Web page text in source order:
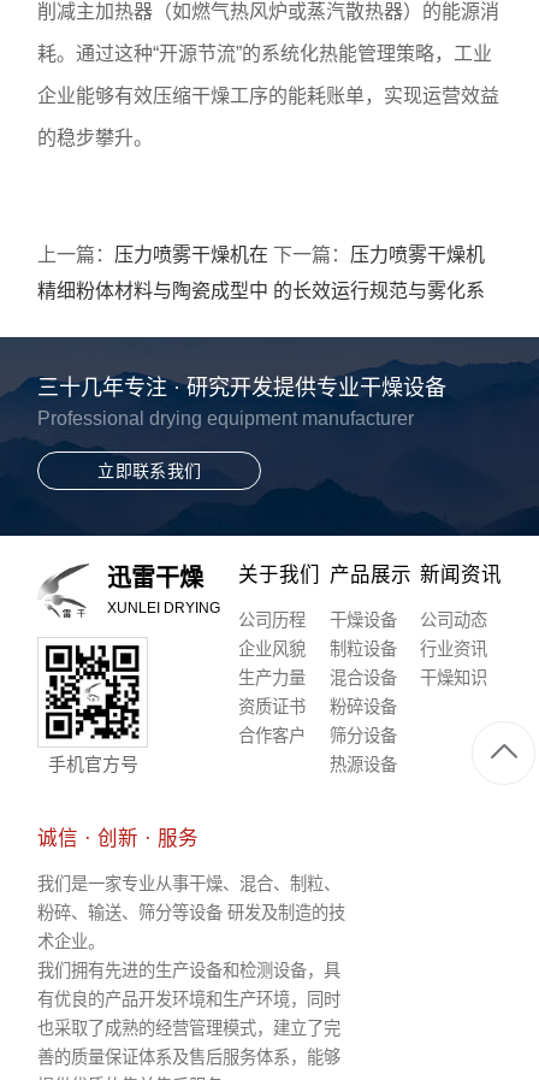
削减主加热器（如燃气热风炉或蒸汽散热器）的能源消
耗。通过这种“开源节流”的系统化热能管理策略，工业
企业能够有效压缩干燥工序的能耗账单，实现运营效益
的稳步攀升。
上一篇： 压力喷雾干燥机在
精细粉体材料与陶瓷成型中
下一篇： 压力喷雾干燥机
的长效运行规范与雾化系
三十几年专注 · 研究开发提供专业干燥设备
Professional drying equipment manufacturer
立即联系我们
迅雷干燥
XUNLEI DRYING
手机官方号
关于我们
公司历程
企业风貌
生产力量
资质证书
合作客户
产品展示
干燥设备
制粒设备
混合设备
粉碎设备
筛分设备
热源设备
新闻资讯
公司动态
行业资讯
干燥知识
诚信 · 创新 · 服务
我们是一家专业从事干燥、混合、制粒、
粉碎、输送、筛分等设备 研发及制造的技
术企业。
我们拥有先进的生产设备和检测设备，具
有优良的产品开发环境和生产环境，同时
也采取了成熟的经营管理模式，建立了完
善的质量保证体系及售后服务体系，能够